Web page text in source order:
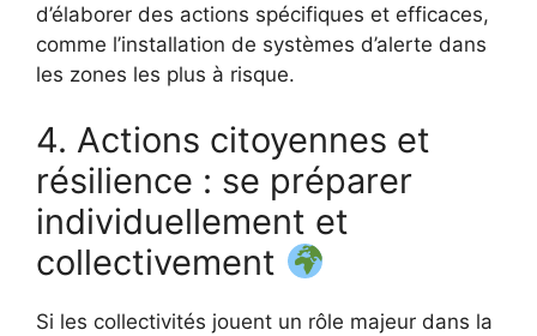
d’élaborer des actions spécifiques et efficaces,
comme l’installation de systèmes d’alerte dans
les zones les plus à risque.
4. Actions citoyennes et
résilience : se préparer
individuellement et
collectivement
Si les collectivités jouent un rôle majeur dans la